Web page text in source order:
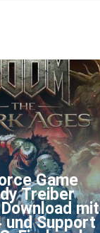
Game
Treiber
mit
und Support